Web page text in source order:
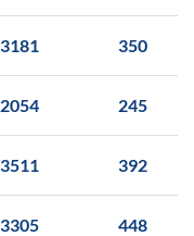
3181 350
2054 245
3511 392
3305 448